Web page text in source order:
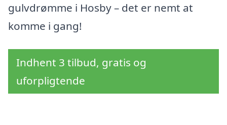
gulvdrømme i Hosby – det er nemt at
komme i gang!
Indhent 3 tilbud, gratis og
uforpligtende